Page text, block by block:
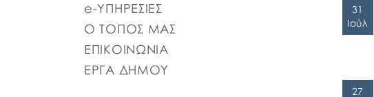
e-ΥΠΗΡΕΣΙΕΣ
Ο ΤΟΠΟΣ ΜΑΣ
ΕΠΙΚΟΙΝΩΝΙΑ
ΕΡΓΑ ΔΗΜΟΥ
31
Ιούλ
27